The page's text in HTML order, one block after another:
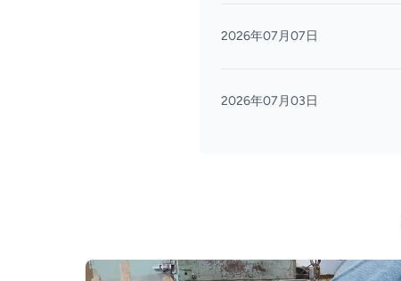
2026年07月07日
2026年07月03日